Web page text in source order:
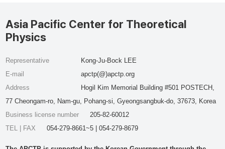
Asia Pacific Center for Theoretical
Physics
Representative
Kong-Ju-Bock LEE
E-mail
apctp(@)apctp.org
Address
Hogil Kim Memorial Building #501 POSTECH,
77 Cheongam-ro, Nam-gu, Pohang-si, Gyeongsangbuk-do, 37673, Korea
Business license number
205-82-60012
TEL | FAX
054-279-8661~5 | 054-279-8679